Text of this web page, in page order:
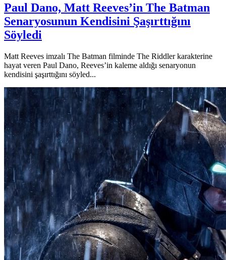
Paul Dano, Matt Reeves’in The Batman
Senaryosunun Kendisini Şaşırttığını
Söyledi
Matt Reeves imzalı The Batman filminde The Riddler karakterine
hayat veren Paul Dano, Reeves’in kaleme aldığı senaryonun
kendisini şaşırttığını söyled...